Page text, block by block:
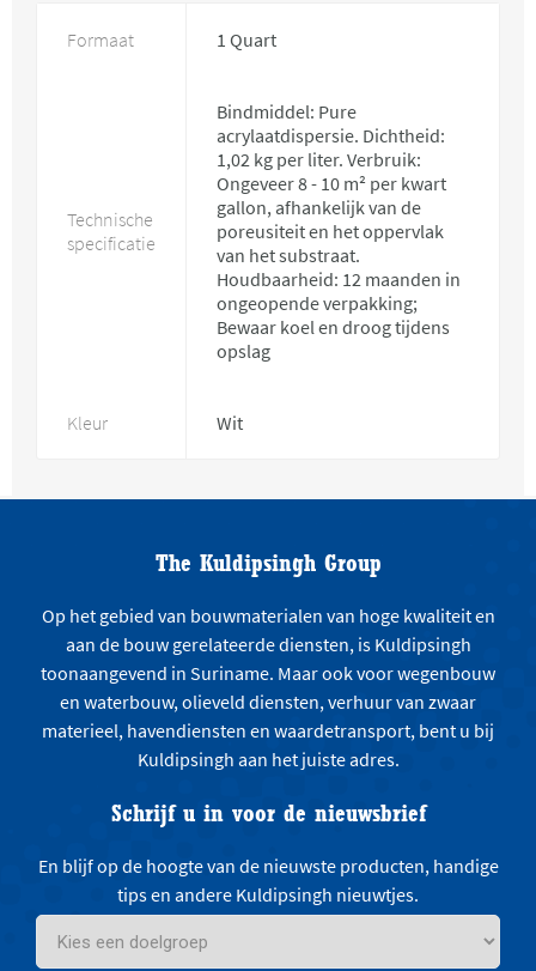
Formaat 1 Quart
Technische
specificatie
Bindmiddel: Pure
acrylaatdispersie. Dichtheid:
1,02 kg per liter. Verbruik:
Ongeveer 8 - 10 m² per kwart
gallon, afhankelijk van de
poreusiteit en het oppervlak
van het substraat.
Houdbaarheid: 12 maanden in
ongeopende verpakking;
Bewaar koel en droog tijdens
opslag
Kleur Wit
The Kuldipsingh Group
Op het gebied van bouwmaterialen van hoge kwaliteit en
aan de bouw gerelateerde diensten, is Kuldipsingh
toonaangevend in Suriname. Maar ook voor wegenbouw
en waterbouw, olieveld diensten, verhuur van zwaar
materieel, havendiensten en waardetransport, bent u bij
Kuldipsingh aan het juiste adres.
Schrijf u in voor de nieuwsbrief
En blijf op de hoogte van de nieuwste producten, handige
tips en andere Kuldipsingh nieuwtjes.